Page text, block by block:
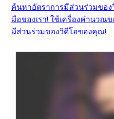
ค้นหาอัตราการมีส่วนร่วมของ
มือของเรา! ใช้เครื่องคำนวณ
มีส่วนร่วมของวิดีโอของคุณ!